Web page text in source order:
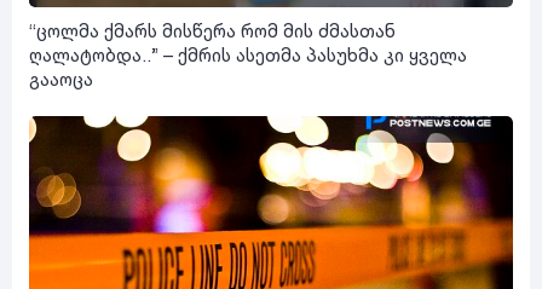
“ცოლმა ქმარს მისწერა რომ მის ძმასთან
ღალატობდა..” – ქმრის ასეთმა პასუხმა კი ყველა
გააოცა